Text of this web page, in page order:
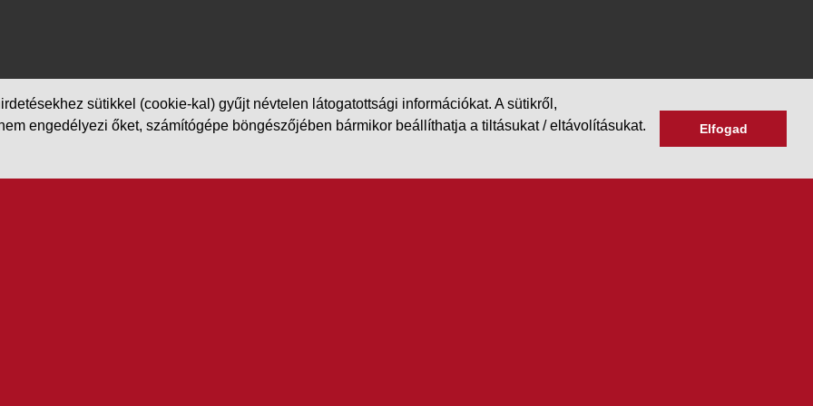
sütikkel (cookie-kal) gyűjt névtelen látogatottsági információkat. A sütikről,
engedélyezi őket, számítógépe böngészőjében bármikor beállíthatja a tiltásukat / eltávolításukat.
Elfogad